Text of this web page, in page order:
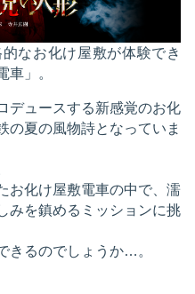
なお化け屋敷が体験でき
車」。
デュースする新感覚のお化
の夏の風物詩となっていま
お化け屋敷電車の中で、濡
みを鎮めるミッションに挑
きるのでしょうか…。